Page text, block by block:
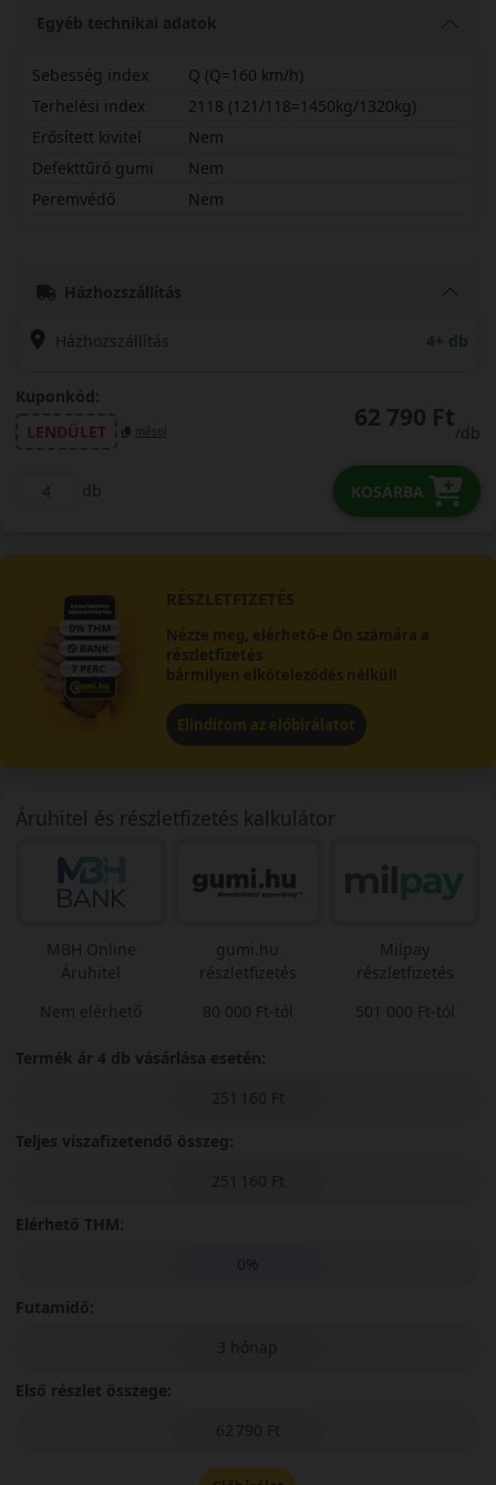
Egyéb technikai adatok
Sebesség index
Q (Q=160 km/h)
Terhelési index
2118 (121/118=1450kg/1320kg)
Erősített kivitel
Nem
Defekttűrő gumi
Nem
Peremvédő
Nem
Házhozszállítás
Házhozszállítás 4+ db
Kuponkód:
LENDÜLET
másol 62 790 Ft
/db
db KOSÁRBA
RÉSZLETFIZETÉS
Nézze meg, elérhető-e Ön számára a
részletfizetés
bármilyen elköteleződés nélkül!
Elindítom az előbírálatot
Áruhitel és részletfizetés kalkulátor
MBH Online
Áruhitel
Nem elérhető
gumi.hu
részletfizetés
80 000 Ft-tól
Milpay
részletfizetés
501 000 Ft-tól
Termék ár 4 db vásárlása esetén:
251 160 Ft
Teljes viszafizetendő összeg:
251 160 Ft
Elérhető THM:
0%
Futamidő:
3 hónap
Első részlet összege:
62 790 Ft